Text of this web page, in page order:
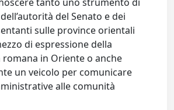
del Senato e dei
sulle province orientali
di espressione della
romana in Oriente o anche
un veicolo per comunicare
alle comunità